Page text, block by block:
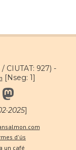
CIUTAT: 927) -
[Nseg: 1]
]
d'ús
un café